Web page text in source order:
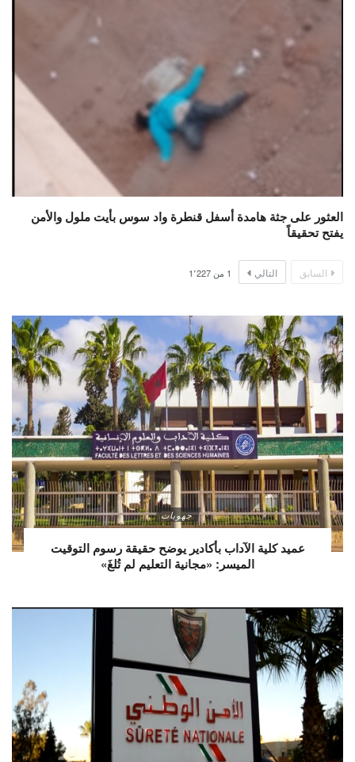
العثور على جثة هامدة أسفل قنطرة واد سوس بأيت ملول والأمن
يفتح تحقيقاً
السابق التالي 1 من 1٬227
جهويات
عميد كلية الآداب بأكادير يوضح حقيقة رسوم التوقيت
الميسر: «مجانية التعليم لم تُلغَ»